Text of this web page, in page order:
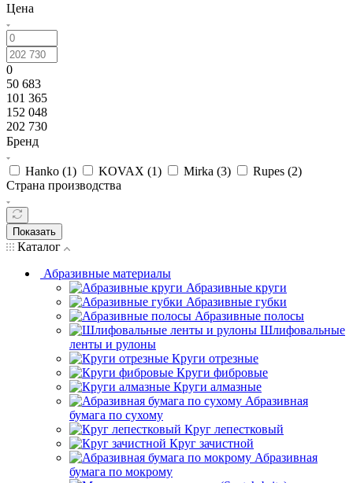
Цена
0
50 683
101 365
152 048
202 730
Бренд
Hanko (1) KOVAX (1) Mirka (3) Rupes (2)
Страна производства
Показать
Каталог
Абразивные материалы
Абразивные круги
Абразивные губки
Абразивные полосы
Шлифовальные
ленты и рулоны
Круги отрезные
Круги фибровые
Круги алмазные
Абразивная
бумага по сухому
Круг лепестковый
Круг зачистной
Абразивная
бумага по мокрому